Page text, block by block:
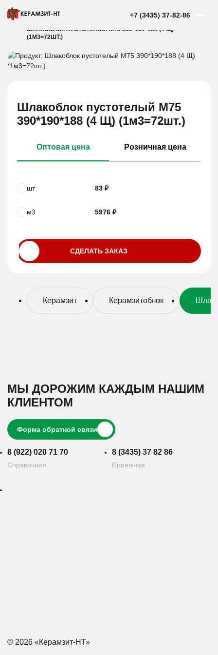
+7 (3435) 37-82-86
ШЛАКОБЛОК ПУСТОТЕЛЫЙ М75 390*190*188 (4 Щ)
(1М3=72ШТ.)
Шлакоблок пустотелый М75
390*190*188 (4 Щ) (1м3=72шт.)
Оптовая цена Розничная цена
шт 83 ₽
м3 5976 ₽
СДЕЛАТЬ ЗАКАЗ
Керамзит Керамзитоблок
МЫ ДОРОЖИМ КАЖДЫМ НАШИМ
КЛИЕНТОМ
форма обратной связи
8 (922) 020 71 70
Справочная
8 (3435) 37 82 86
Приемная
© 2026 «Керамзит-НТ»